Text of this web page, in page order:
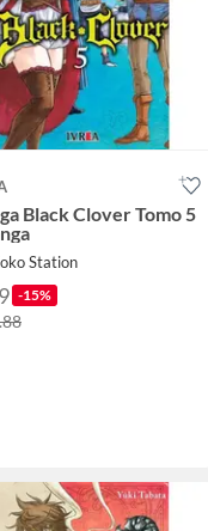
Black Clover Tomo 5
Station
-15%